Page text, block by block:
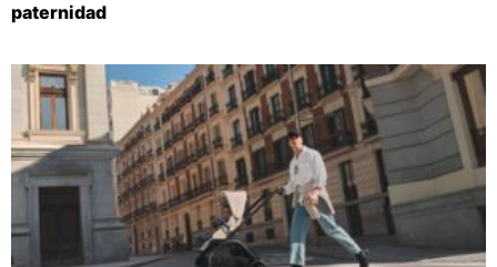
paternidad